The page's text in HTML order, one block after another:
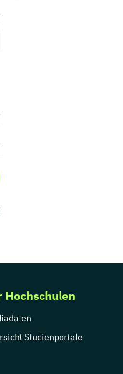
Hochschulen
Studienportale